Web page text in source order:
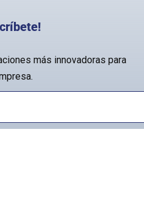
más innovadoras para